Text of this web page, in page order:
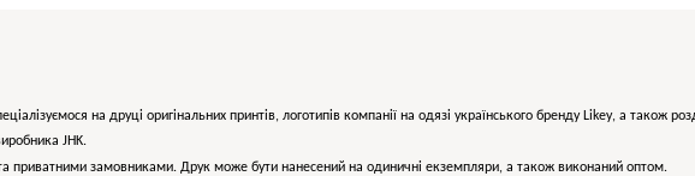
на друці оригінальних принтів, логотипів компанії на одязі українського бренду Likey, а також
JHK.
приватними замовниками. Друк може бути нанесений на одиничні екземпляри, а також виконаний оптом.